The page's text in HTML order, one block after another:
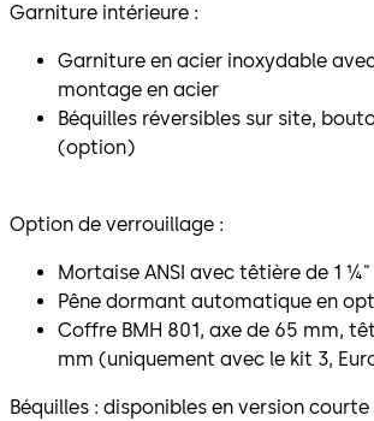
Garniture intérieure :
Garniture en acier inoxydable
montage en acier
Béquilles réversibles sur site,
(option)
Option de verrouillage :
Mortaise ANSI avec têtière de 1 ¼"
Pêne dormant automatique en
Coffre BMH 801, axe de 65 mm,
mm (uniquement avec le kit 3,
Béquilles : disponibles en version